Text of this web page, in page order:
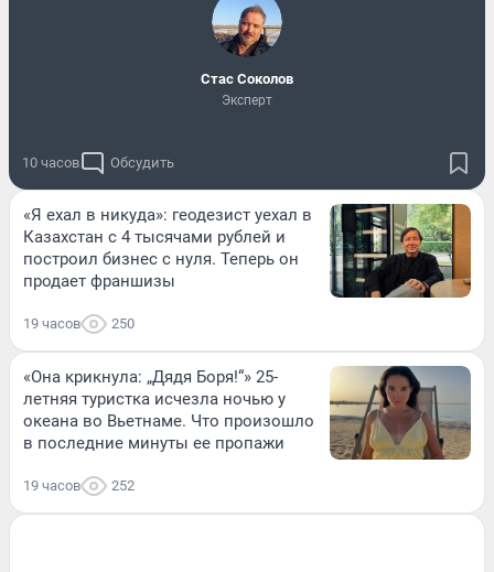
Стас Соколов
Эксперт
10 часов Обсудить
«Я ехал в никуда»: геодезист уехал в
Казахстан с 4 тысячами рублей и
построил бизнес с нуля. Теперь он
продает франшизы
19 часов 250
«Она крикнула: „Дядя Боря!“» 25-
летняя туристка исчезла ночью у
океана во Вьетнаме. Что произошло
в последние минуты ее пропажи
19 часов 252